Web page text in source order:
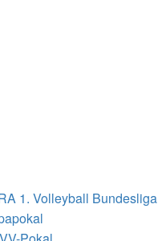
1. Volleyball Bundesliga